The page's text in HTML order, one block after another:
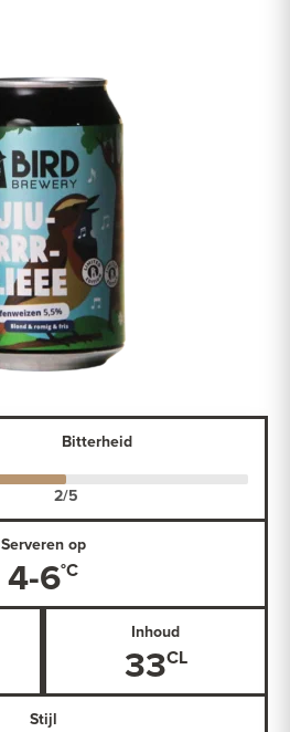
Bitterheid
Serveren op
4-6
Inhoud
33
Stijl